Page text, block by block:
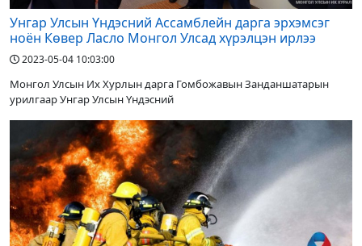
Унгар Улсын Үндэсний Ассамблейн дарга эрхэмсэг
ноён Көвер Ласло Монгол Улсад хүрэлцэн ирлээ
2023-05-04 10:03:00
Монгол Улсын Их Хурлын дарга Гомбожавын Занданшатарын
урилгаар Унгар Улсын Үндэсний